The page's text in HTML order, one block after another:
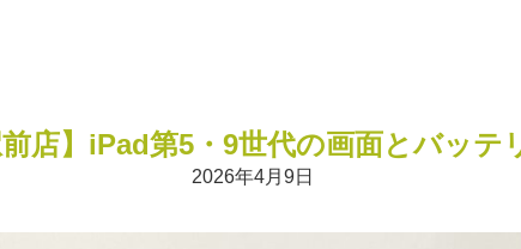
前店】iPad第5・9世代の画面とバッテ
2026年4月9日